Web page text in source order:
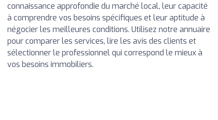
connaissance approfondie du marché local, leur capacité
à comprendre vos besoins spécifiques et leur aptitude à
négocier les meilleures conditions. Utilisez notre annuaire
pour comparer les services, lire les avis des clients et
sélectionner le professionnel qui correspond le mieux à
vos besoins immobiliers.